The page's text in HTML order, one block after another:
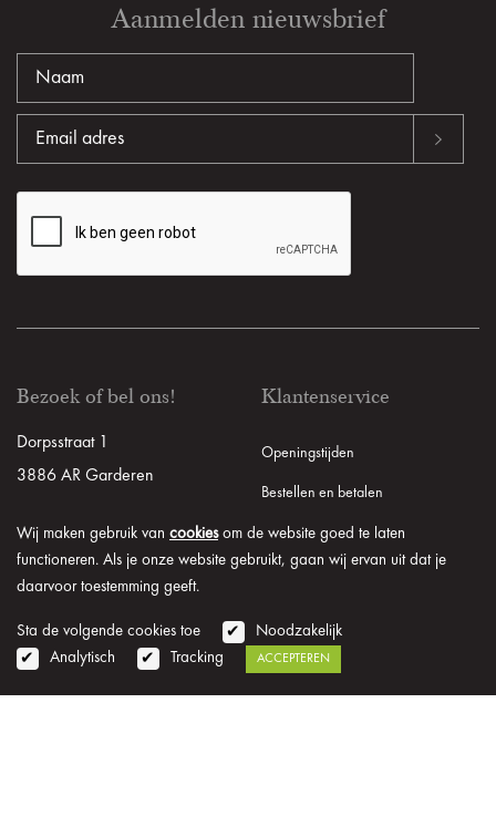
Wij maken gebruik van cookiesom de website goed te laten
functioneren. Als je onze website gebruikt, gaan wij ervan uit dat je
daarvoor toestemming geeft.
Sta de volgende cookies toe
Noodzakelijk
Analytisch
Tracking ACCEPTEREN
Aanmelden nieuwsbrief
Bezoek of bel ons!
Dorpsstraat 1
3886 AR Garderen
Bel 0577 461 441
Klantenservice
Openingstijden
Bestellen en betalen
Bezorgen en afhalen
Ruilen en retourneren
Klachten
Registreren